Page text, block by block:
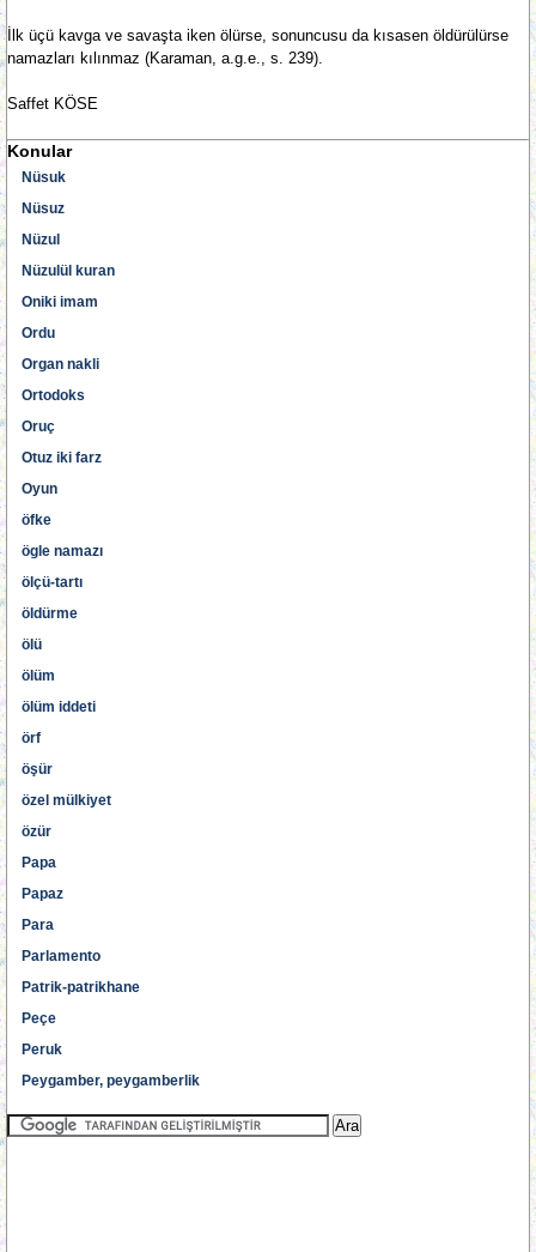
İlk üçü kavga ve savaşta iken ölürse, sonuncusu da kısasen öldürülürse
namazları kılınmaz (Karaman, a.g.e., s. 239).
Saffet KÖSE
Konular
Nüsuk
Nüsuz
Nüzul
Nüzulül kuran
Oniki imam
Ordu
Organ nakli
Ortodoks
Oruç
Otuz iki farz
Oyun
öfke
ögle namazı
ölçü-tartı
öldürme
ölü
ölüm
ölüm iddeti
örf
öşür
özel mülkiyet
özür
Papa
Papaz
Para
Parlamento
Patrik-patrikhane
Peçe
Peruk
Peygamber, peygamberlik